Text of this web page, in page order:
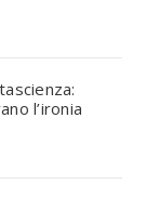
l’ironia